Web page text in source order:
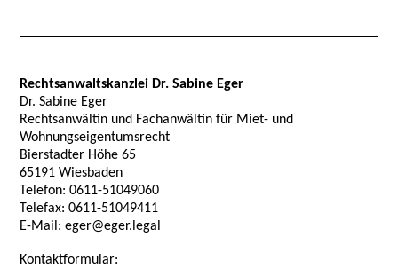
Rechtsanwaltskanzlei Dr. Sabine Eger
Dr. Sabine Eger
Rechtsanwältin und Fachanwältin für Miet- und
Wohnungseigentumsrecht
Bierstadter Höhe 65
65191 Wiesbaden
Telefon: 0611-51049060
Telefax: 0611-51049411
E-Mail: eger@eger.legal
Kontaktformular: